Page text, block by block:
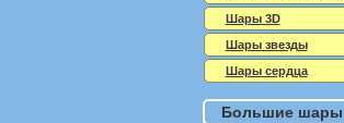
Шары 3D
Шары звезды
Шары сердца
Большие шары